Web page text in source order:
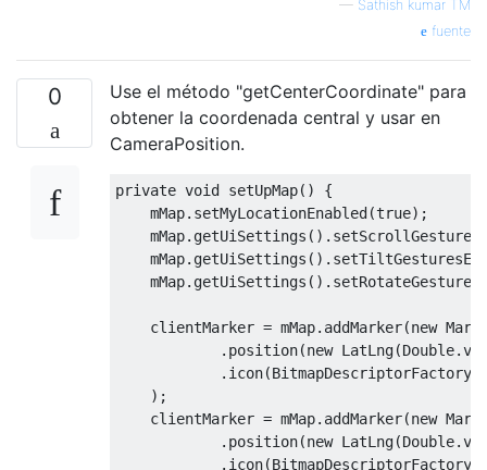
=
      bengalureMarker
.icon(banPoint);
      markerList
.add(bengalureMarker );
// You can add any numbers of
     showAllMarkers
();
void showAllMarkers
. Builder builder = new
for m markerList
        builder
include . getPosition
());
— Sathish kumar TM
fuente
0
Use el método "getCenterCoordinate" para
obtener la coordenada central y usar en
CameraPosition.
private void setUpMap()
{
    mMap
. setMyLocationEnabled(true);
    mMap
. getUiSettings ().
    mMap
. getUiSettings ().
    mMap
. getUiSettings ().
    clientMarker
= mMap. addMarker(new
. position(new LatLng(Double.
. icon(BitmapDescriptorFactory
);
    clientMarker
= mMap. addMarker(new
. position(new LatLng(Double.
. icon(BitmapDescriptorFactory